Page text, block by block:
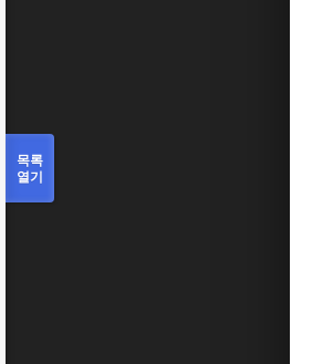
목록
열기